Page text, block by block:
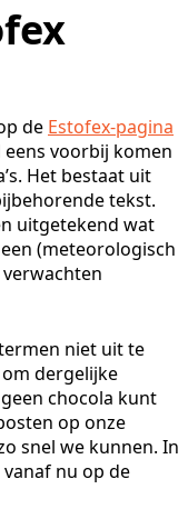
de Estofex-pagina
eens voorbij komen
Het bestaat uit
tekst.
uitgetekend wat
(meteorologisch
niet uit te
dergelijke
chocola kunt
op onze
snel we kunnen. In
nu op de